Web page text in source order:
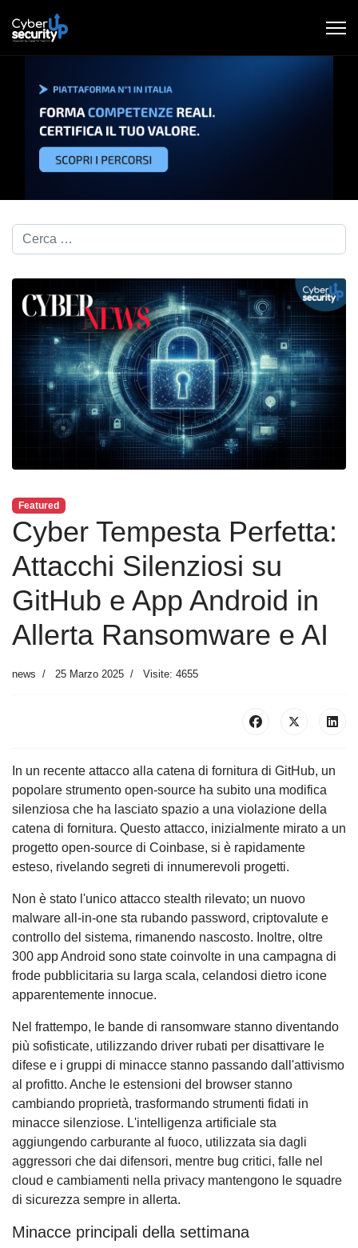
Cerca nel blog...
Featured
Cyber Tempesta Perfetta:
Attacchi Silenziosi su
GitHub e App Android in
Allerta Ransomware e AI
news 25 Marzo 2025 Visite: 4655
In un recente attacco alla catena di fornitura di GitHub, un
popolare strumento open-source ha subito una modifica
silenziosa che ha lasciato spazio a una violazione della
catena di fornitura. Questo attacco, inizialmente mirato a un
progetto open-source di Coinbase, si è rapidamente
esteso, rivelando segreti di innumerevoli progetti.
Non è stato l'unico attacco stealth rilevato; un nuovo
malware all-in-one sta rubando password, criptovalute e
controllo del sistema, rimanendo nascosto. Inoltre, oltre
300 app Android sono state coinvolte in una campagna di
frode pubblicitaria su larga scala, celandosi dietro icone
apparentemente innocue.
Nel frattempo, le bande di ransomware stanno diventando
più sofisticate, utilizzando driver rubati per disattivare le
difese e i gruppi di minacce stanno passando dall'attivismo
al profitto. Anche le estensioni del browser stanno
cambiando proprietà, trasformando strumenti fidati in
minacce silenziose. L'intelligenza artificiale sta
aggiungendo carburante al fuoco, utilizzata sia dagli
aggressori che dai difensori, mentre bug critici, falle nel
cloud e cambiamenti nella privacy mantengono le squadre
di sicurezza sempre in allerta.
Minacce principali della settimana